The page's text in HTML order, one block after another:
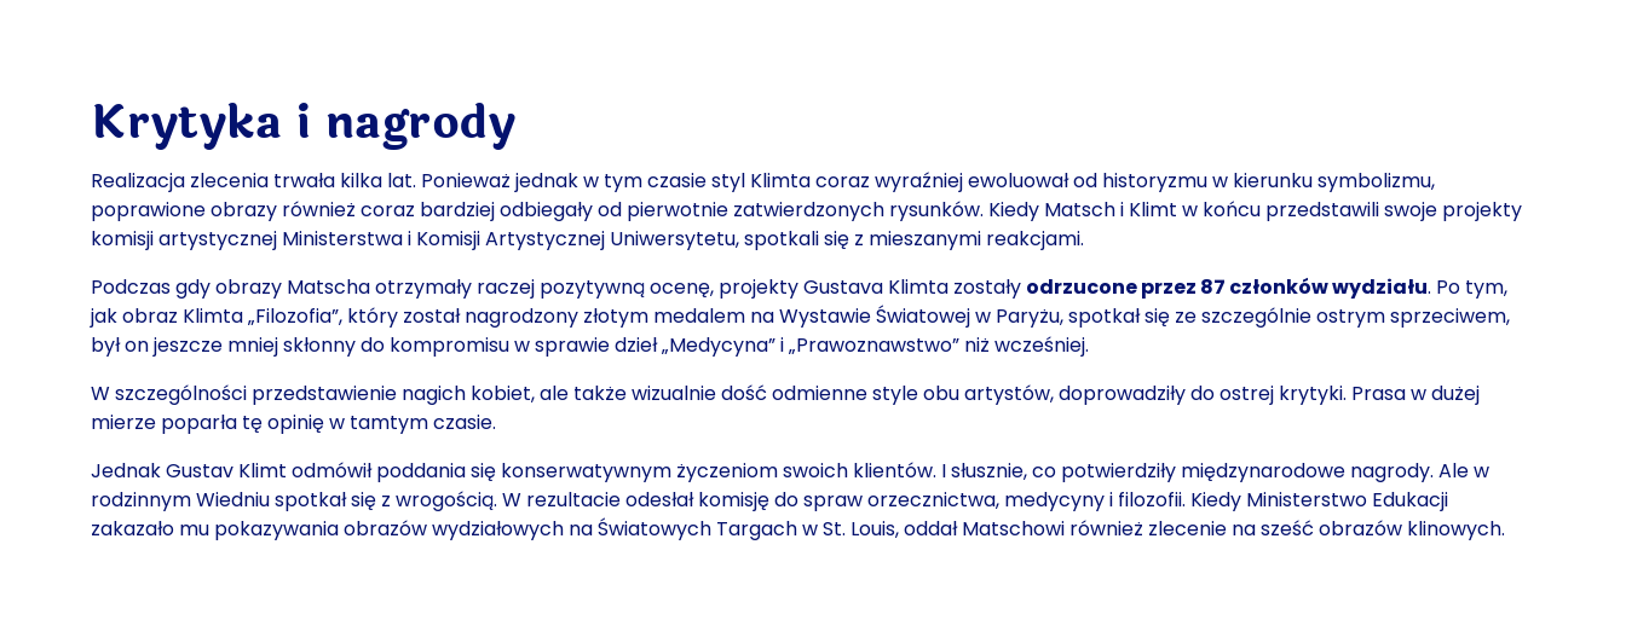
Krytyka i nagrody
Realizacja zlecenia trwała kilka lat. Ponieważ jednak w tym czasie styl Klimta coraz wyraźniej ewoluowałod historyzmu w kierunku symbolizmu,
poprawione obrazy również coraz bardziej odbiegały od pierwotnie zatwierdzonych rysunków. Kiedy Matsch i Klimt w końcu przedstawili swoje projekty
komisji artystycznej Ministerstwa i Komisji Artystycznej Uniwersytetu, spotkali się z mieszanymi reakcjami.
Podczas gdy obrazy Matscha otrzymały raczej pozytywną ocenę, projekty Gustava Klimta zostały odrzucone przez 87 członków wydziału. Po tym,
jak obraz Klimta „Filozofia”, który został nagrodzony złotym medalem na Wystawie Światowej w Paryżu, spotkał się ze szczególnie ostrym sprzeciwem,
był on jeszcze mniej skłonny do kompromisu w sprawie dzieł „Medycyna” i „Prawoznawstwo” niż wcześniej.
W szczególności przedstawienie nagich kobiet, ale także wizualnie dość odmienne style obu artystów, doprowadziły do ostrej krytyki. Prasa w dużej
mierze poparła tę opinię w tamtym czasie.
Jednak Gustav Klimt odmówił poddania się konserwatywnym życzeniom swoich klientów. I słusznie, co potwierdziły międzynarodowe nagrody. Ale w
rodzinnym Wiedniu spotkał się z wrogością. W rezultacie odesłał komisję do spraw orzecznictwa, medycyny i filozofii. Kiedy Ministerstwo Edukacji
zakazało mu pokazywania obrazów wydziałowych na Światowych Targach w St. Louis, oddał Matschowi również zlecenie na sześć obrazów klinowych.